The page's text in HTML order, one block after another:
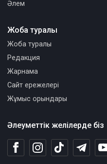
Әлеуметтік желілерде біз
Әлем
Жоба туралы
Жоба туралы
Редакция
Жарнама
Сайт ережелері
Жұмыс орындары